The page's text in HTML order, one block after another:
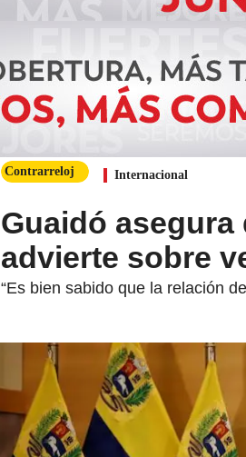
Contrarreloj Internacional
Guaidó asegura
advierte sobre
“Es bien sabido que la relación